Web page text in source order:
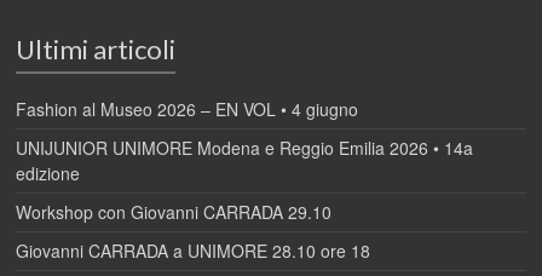
Ultimi articoli
Fashion al Museo 2026 – EN VOL • 4 giugno
UNIJUNIOR UNIMORE Modena e Reggio Emilia 2026 • 14a
edizione
Workshop con Giovanni CARRADA 29.10
Giovanni CARRADA a UNIMORE 28.10 ore 18